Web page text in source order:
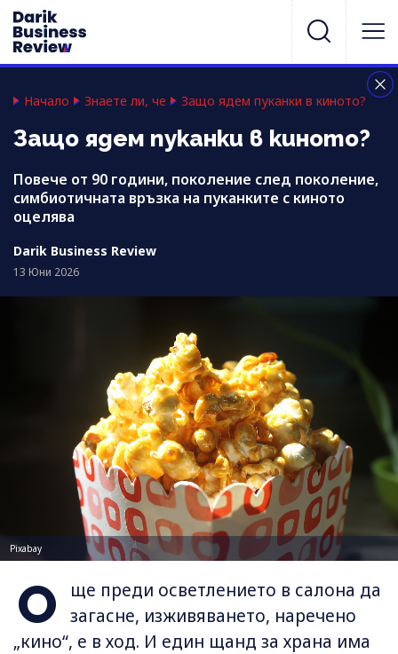
Начало Знаете ли, че Защо ядем пуканки в киното?
Защо ядем пуканки в киното?
Повече от 90 години, поколение след поколение,
симбиотичната връзка на пуканките с киното
оцелява
Darik Business Review
13 Юни 2026
Pixabay
О
ще преди осветлението в салона да
загасне, изживяването, наречено
„кино“, е в ход. И един щанд за храна има